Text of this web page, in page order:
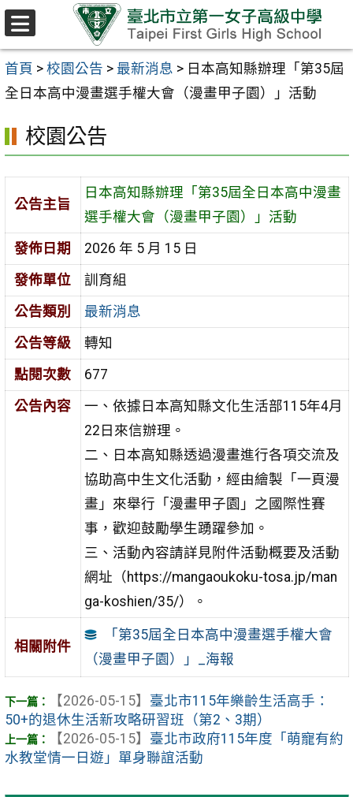
跳至主要內容區
首頁 > 校園公告 > 最新消息 > 日本高知縣辦理「第35屆
全日本高中漫畫選手權大會（漫畫甲子園）」活動
校園公告
公告主旨
日本高知縣辦理「第35屆全日本高中漫畫
選手權大會（漫畫甲子園）」活動
發佈日期
2026 年 5 月 15 日
發佈單位
訓育組
公告類別
最新消息
公告等級
轉知
點閱次數
677
公告內容
一、依據日本高知縣文化生活部115年4月
22日來信辦理。
二、日本高知縣透過漫畫進行各項交流及
協助高中生文化活動，經由繪製「一頁漫
畫」來舉行「漫畫甲子園」之國際性賽
事，歡迎鼓勵學生踴躍參加。
三、活動內容請詳見附件活動概要及活動
網址（https://mangaoukoku-tosa.jp/man
ga-koshien/35/）。
相關附件
「第35屆全日本高中漫畫選手權大會
（漫畫甲子園）」_海報
【2026-05-15】 臺北市115年樂齡生活高手：
50+的退休生活新攻略研習班（第2、3期）
【2026-05-15】 臺北市政府115年度「萌寵有約
水教堂情一日遊」單身聯誼活動
選
單